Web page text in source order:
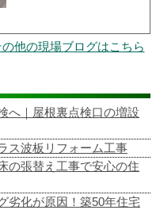
の他の現場ブログはこちら
へ｜屋根裏点検口の増設
ス波板リフォーム工事
の張替え工事で安心の住
劣化が原因！築50年住宅